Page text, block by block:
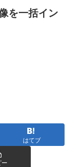
を一括イン
はてブ
ー